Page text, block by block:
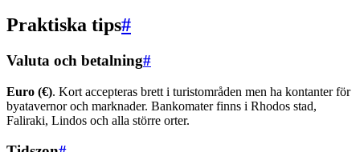
Praktiska tips#
Valuta och betalning#
Euro (€). Kort accepteras brett i turistområden men ha kontanter för
byatavernor och marknader. Bankomater finns i Rhodos stad,
Faliraki, Lindos och alla större orter.